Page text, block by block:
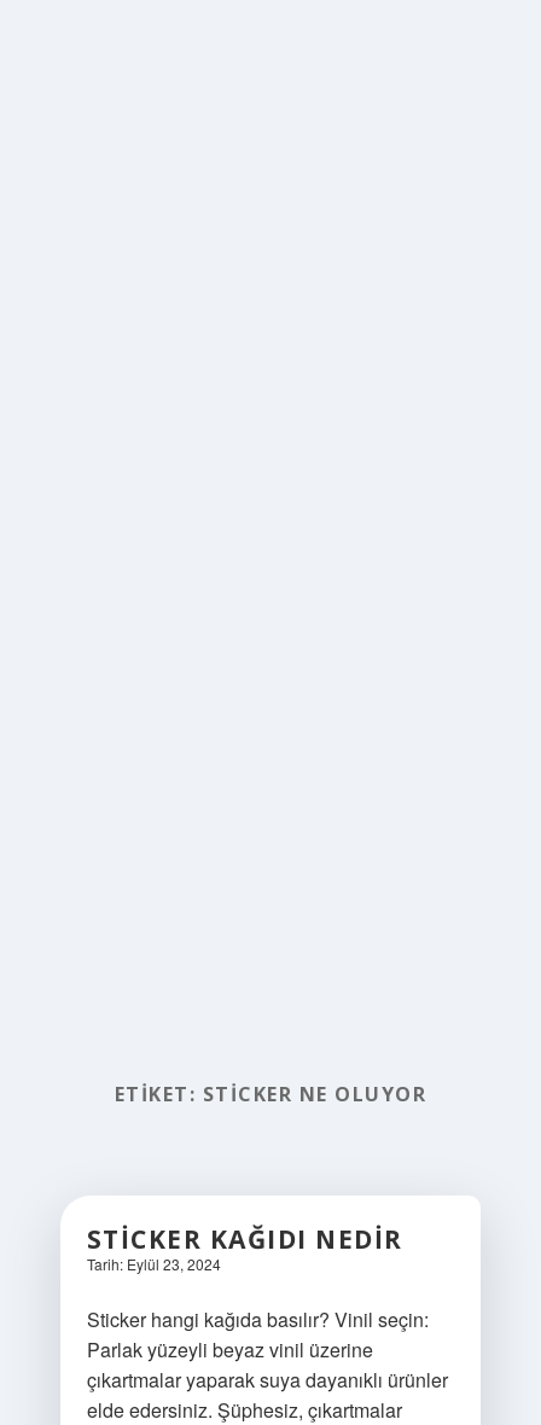
ETIKET: STICKER NE OLUYOR
STICKER KAĞIDI NEDIR
Tarih: Eylül 23, 2024
Sticker hangi kağıda basılır? Vinil seçin:
Parlak yüzeyli beyaz vinil üzerine
çıkartmalar yaparak suya dayanıklı ürünler
elde edersiniz. Şüphesiz, çıkartmalar